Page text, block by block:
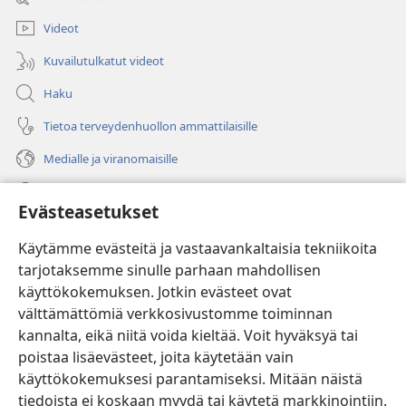
Evästeasetukset
Käytämme evästeitä ja vastaavankaltaisia tekniikoita
tarjotaksemme sinulle parhaan mahdollisen
käyttökokemuksen. Jotkin evästeet ovat
välttämättömiä verkkosivustomme toiminnan
kannalta, eikä niitä voida kieltää. Voit hyväksyä tai
poistaa lisäevästeet, joita käytetään vain
käyttökokemuksesi parantamiseksi. Mitään näistä
tiedoista ei koskaan myydä tai käytetä markkinointiin.
ikkunan)
Videot
Kuvailutulkatut videot
Haku
Tietoa terveydenhuollon ammattilaisille
Medialle ja viranomaisille
(avaa
uuden
ikkunan)Vartiotornin VERKKOKIRJASTO
(avaa
uuden
ikkunan)JW Hub ®
(avaa
uuden
ikkunan)
®